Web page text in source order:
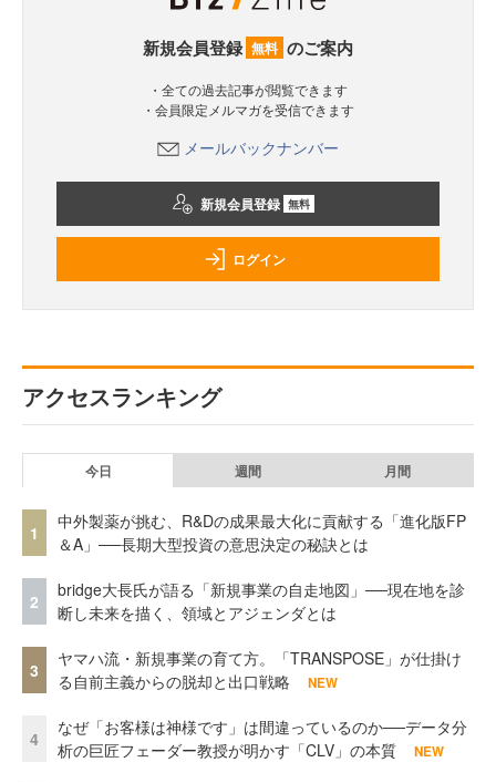
新規会員登録 無料 のご案内
・全ての過去記事が閲覧できます
・会員限定メルマガを受信できます
メールバックナンバー
新規会員登録 無料
ログイン
アクセスランキング
今日 週間 月間
1
中外製薬が挑む、R&Dの成果最大化に貢献する「進化版FP
＆A」──長期大型投資の意思決定の秘訣とは
2
bridge大長氏が語る「新規事業の自走地図」──現在地を診
断し未来を描く、領域とアジェンダとは
3
ヤマハ流・新規事業の育て方。「TRANSPOSE」が仕掛け
る自前主義からの脱却と出口戦略
NEW
4
なぜ「お客様は神様です」は間違っているのか──データ分
析の巨匠フェーダー教授が明かす「CLV」の本質
NEW